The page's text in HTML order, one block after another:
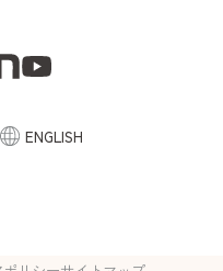
ENGLISH